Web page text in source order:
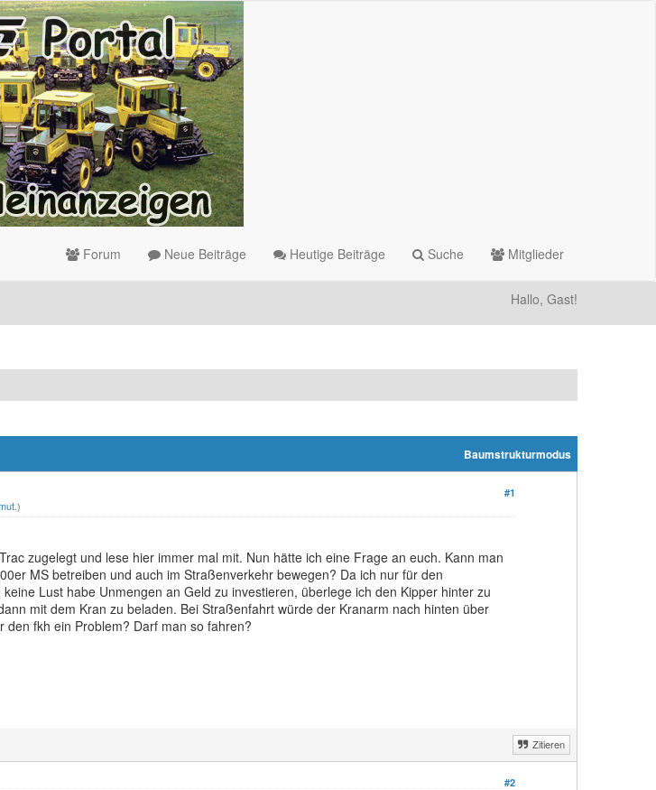
Forum Neue Beiträge Heutige Beiträge Suche Mitglieder
Hallo, Gast!
Baumstrukturmodus
#1
.)
zugelegt und lese hier immer mal mit. Nun hätte ich eine Frage an euch. Kann man
MS betreiben und auch im Straßenverkehr bewegen? Da ich nur für den
Lust habe Unmengen an Geld zu investieren, überlege ich den Kipper hinter zu
mit dem Kran zu beladen. Bei Straßenfahrt würde der Kranarm nach hinten über
fkh ein Problem? Darf man so fahren?
Zitieren
#2